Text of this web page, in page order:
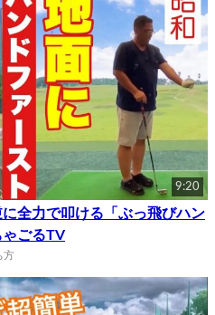
9:20
全力で叩ける「ぶっ飛びハン
ゃごるTV
方